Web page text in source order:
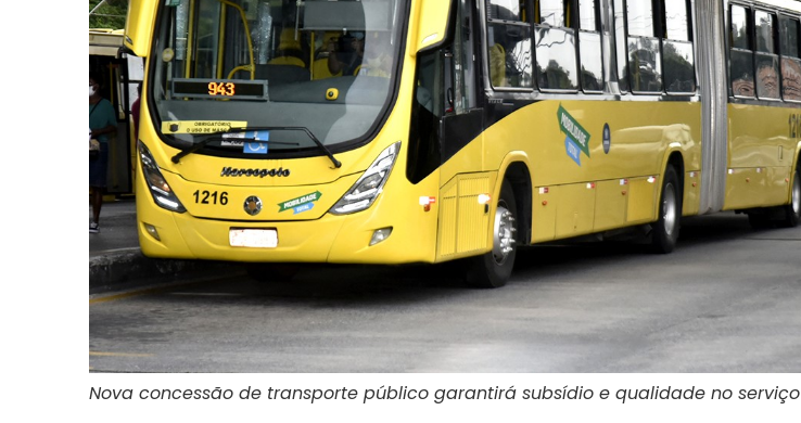
Nova concessão de transporte público garantirá subsídio e qualidade no serviço